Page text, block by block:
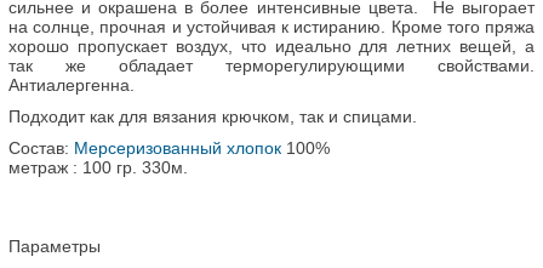
сильнее и окрашена в более интенсивные цвета. Не выгорает
на солнце, прочная и устойчивая к истиранию. Кроме того пряжа
хорошо пропускает воздух, что идеально для летних вещей, а
так же обладает терморегулирующими свойствами.
Антиалергенна.
Подходит как для вязания крючком, так и спицами.
Состав: Мерсеризованный хлопок 100%
метраж : 100 гр. 330м.
Параметры